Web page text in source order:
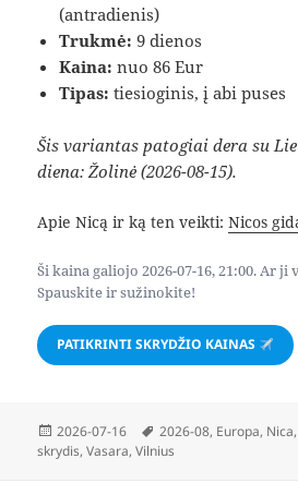
(antradienis)
Trukmė: 9 dienos
Kaina: nuo 86 Eur
Tipas: tiesioginis, į abi puses
Šis variantas patogiai dera su
diena: Žolinė (2026-08-15).
Apie Nicą ir ką ten veikti:Nicos
Ši kaina galiojo 2026-07-16, 21:00. Ar ji
Spauskite ir sužinokite!
PATIKRINTI SKRYDŽIO KAINAS
Paskelbta
2026-07-16 Žymos
2026-08, Europa, Nica,
skrydis,Vasara,Vilnius